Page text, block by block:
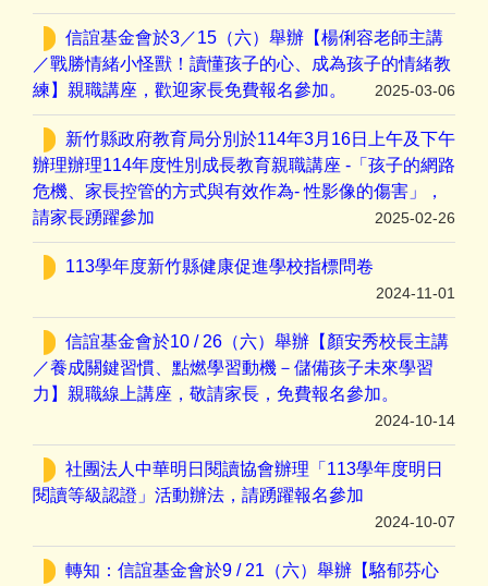
信誼基金會於3／15（六）舉辦【楊俐容老師主講
／戰勝情緒小怪獸！讀懂孩子的心、成為孩子的情緒教
練】親職講座，歡迎家長免費報名參加。
2025-03-06
新竹縣政府教育局分別於114年3月16日上午及下午
辦理辦理114年度性別成長教育親職講座 -「孩子的網路
危機、家長控管的方式與有效作為- 性影像的傷害」，
請家長踴躍參加
2025-02-26
113學年度新竹縣健康促進學校指標問卷
2024-11-01
信誼基金會於10 / 26（六）舉辦【顏安秀校長主講
／養成關鍵習慣、點燃學習動機－儲備孩子未來學習
力】親職線上講座，敬請家長，免費報名參加。
2024-10-14
社團法人中華明日閱讀協會辦理「113學年度明日
閱讀等級認證」活動辦法，請踴躍報名參加
2024-10-07
轉知：信誼基金會於9 / 21（六）舉辦【駱郁芬心